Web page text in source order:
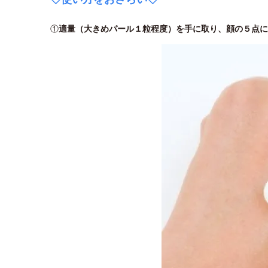
①適量（大きめパール１粒程度）を手に取り、顔の５点